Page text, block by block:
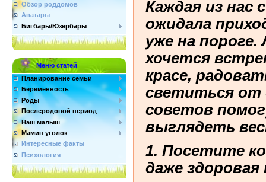
Обзор роддомов
Аватары
Бигбары/Юзербары
Меню статей
Планирование семьи
Беременность
Роды
Послеродовой период
Наш малыш
Мамин уголок
Интересные факты
Психология
Каждая из нас
ожидала
уже на
хочется
красе,
светиться от
советов
выглядеть
1. Посетите
даже